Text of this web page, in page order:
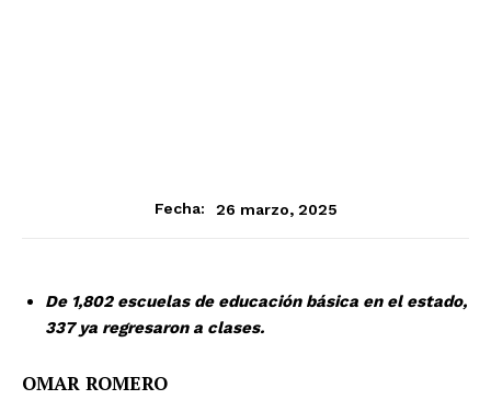
Fecha: 26 marzo, 2025
De 1,802 escuelas de educación básica en el estado,
337 ya regresaron a clases.
OMAR ROMERO